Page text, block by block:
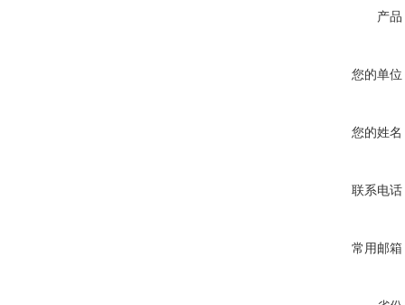
产品
您的单位
您的姓名
联系电话
常用邮箱